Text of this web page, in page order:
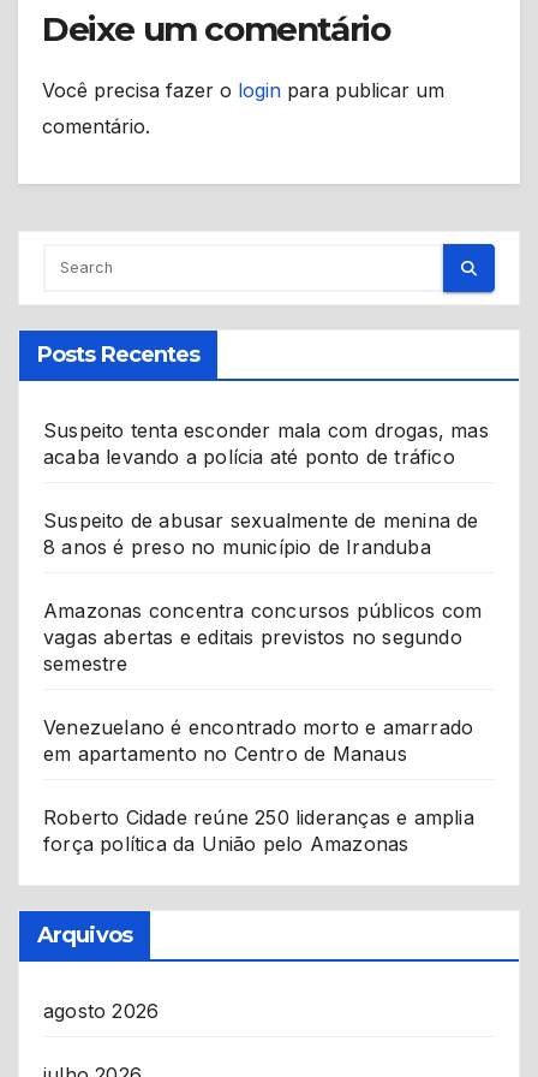
Deixe um comentário
Você precisa fazer o login para publicar um
comentário.
Posts Recentes
Suspeito tenta esconder mala com drogas, mas
acaba levando a polícia até ponto de tráfico
Suspeito de abusar sexualmente de menina de
8 anos é preso no município de Iranduba
Amazonas concentra concursos públicos com
vagas abertas e editais previstos no segundo
semestre
Venezuelano é encontrado morto e amarrado
em apartamento no Centro de Manaus
Roberto Cidade reúne 250 lideranças e amplia
força política da União pelo Amazonas
Arquivos
agosto 2026